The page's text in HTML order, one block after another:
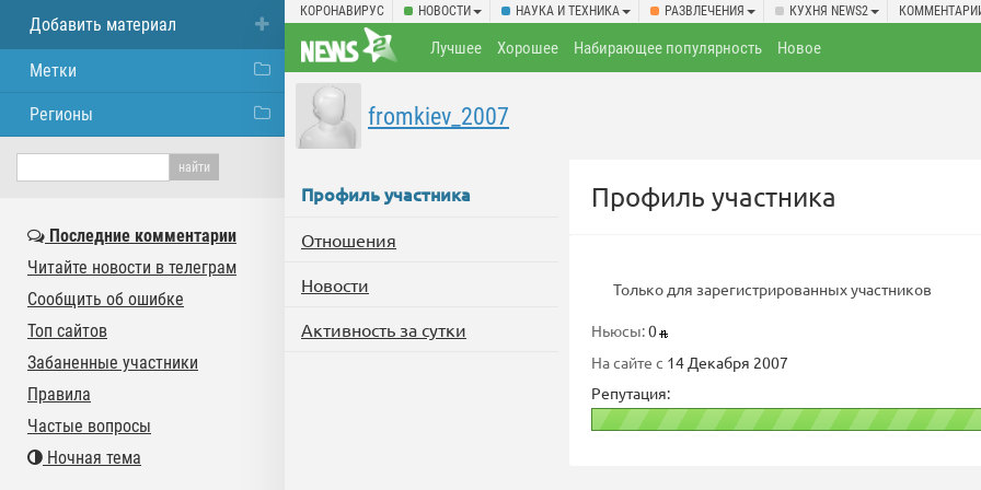
КОРОНАВИРУС НОВОСТИ НАУКА И ТЕХНИКА РАЗВЛЕЧЕНИЯ КУХНЯ NEWS2
Лучшее Хорошее Набирающее популярность Новое
fromkiev_2007
Профиль участника
Отношения
Новости
Активность за сутки
Профиль участника
Только для зарегистрированных участников
Ньюсы:0
На сайте с 14 Декабря 2007
Репутация:
Добавить материал
Метки
Регионы
Последние комментарии
Читайте новости в телеграм
Сообщить об ошибке
Топ сайтов
Забаненные участники
Правила
Частые вопросы
Ночная тема